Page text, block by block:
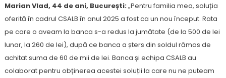
Marian Vlad, 44 de ani, București:„Pentru familia mea, soluția
oferită în cadrul CSALB în anul 2025 a fost ca un nou început. Rata
pe care o aveam la banca s-a redus la jumătate (de la 500 de lei
lunar, la 260 de lei), după ce banca a șters din soldul rămas de
achitat suma de 60 de mii de lei. Banca și echipa CSALB au
colaborat pentru obținerea acestei soluții la care nu ne puteam